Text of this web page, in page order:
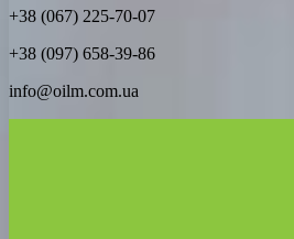
+38 (067) 225-70-07
+38 (097) 658-39-86
info@oilm.com.ua